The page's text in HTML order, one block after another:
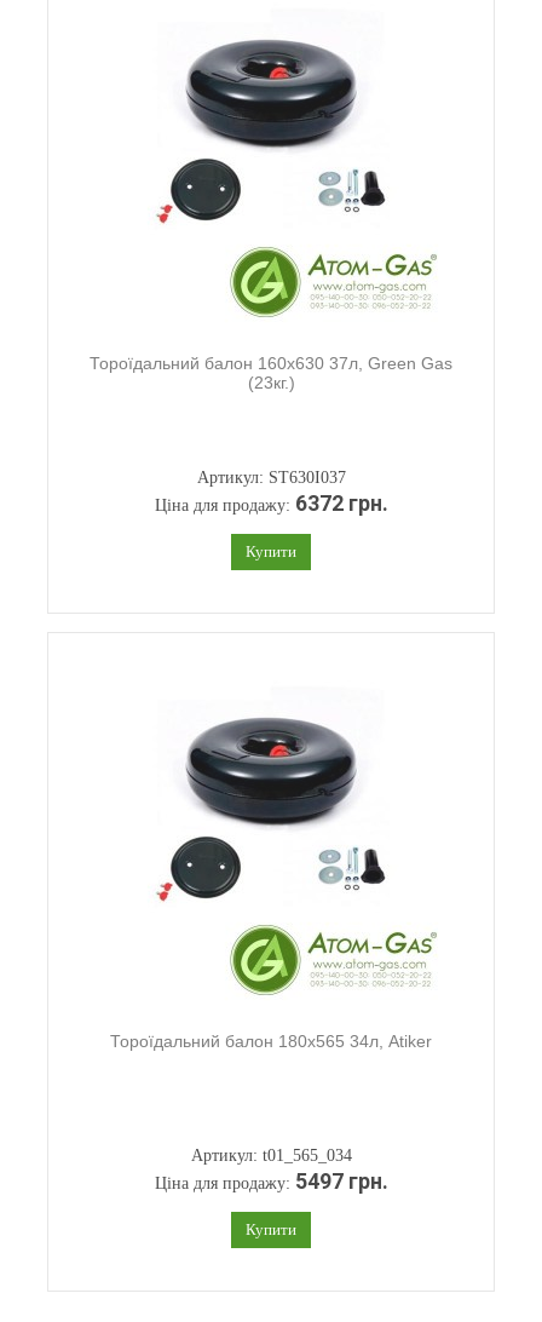
Тороїдальний балон 160х630 37л, Green Gas
(23кг.)
Артикул: ST630I037
Ціна для продажу: 6372 грн.
Купити
Тороїдальний балон 180х565 34л, Atiker
Артикул: t01_565_034
Ціна для продажу: 5497 грн.
Купити